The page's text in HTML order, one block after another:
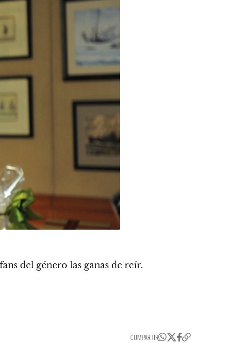
del género las ganas de reír.
COMPARTIR